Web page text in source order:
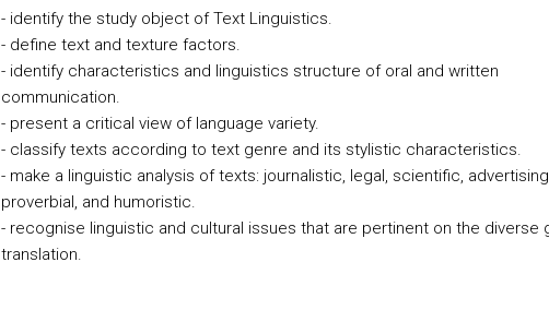
- identify the study object of Text Linguistics.
- define text and texture factors.
- identify characteristics and linguistics structure of oral and written
communication.
- present a critical view of language variety.
- classify texts according to text genre and its stylistic characteristics.
- make a linguistic analysis of texts: journalistic, legal, scientific,
proverbial, and humoristic.
- recognise linguistic and cultural issues that are pertinent on the diverse
translation.